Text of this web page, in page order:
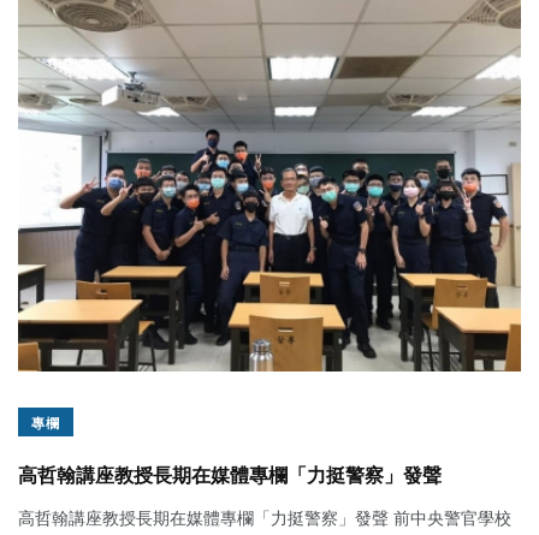
專欄
高哲翰講座教授長期在媒體專欄「力挺警察」發聲
高哲翰講座教授長期在媒體專欄「力挺警察」發聲 前中央警官學校